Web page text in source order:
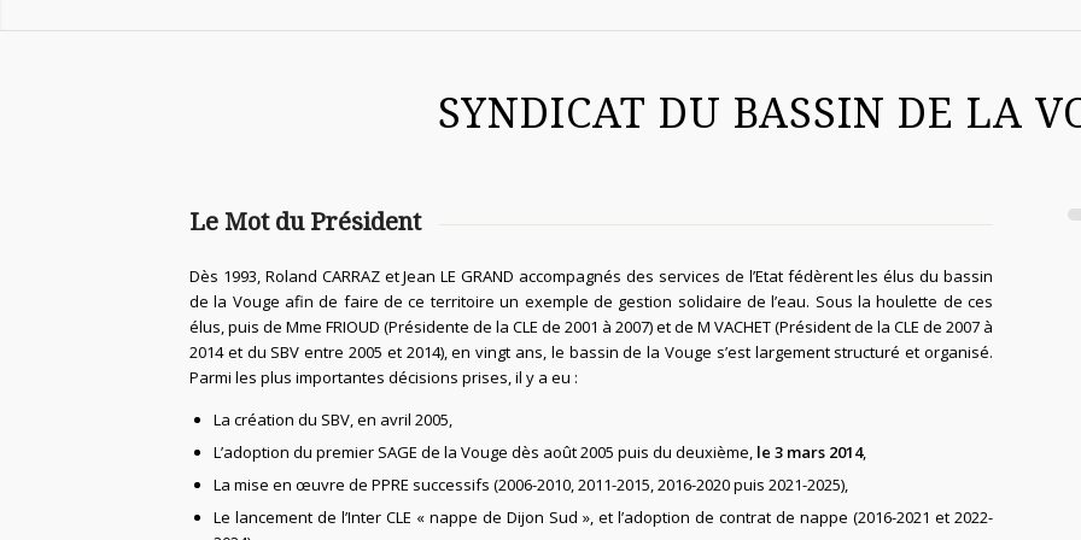
SYNDICAT DU BASSIN DE LA
Le Mot du Président
Dès 1993, Roland CARRAZ et Jean LE GRAND accompagnés des services de l’Etat fédèrent les élus du bassin
de la Vouge afin de faire de ce territoire un exemple de gestion solidaire de l’eau. Sous la houlette de ces
élus, puis de Mme FRIOUD (Présidente de la CLE de 2001 à 2007) et de M VACHET (Président de la CLE de 2007 à
2014 et du SBV entre 2005 et 2014), en vingt ans, le bassin de la Vouge s’est largement structuré et organisé.
Parmi les plus importantes décisions prises, il y a eu :
La création du SBV, en avril 2005,
L’adoption du premier SAGE de la Vouge dès août 2005 puis du deuxième, le 3 mars 2014,
La mise en œuvre de PPRE successifs (2006-2010, 2011-2015, 2016-2020 puis 2021-2025),
Le lancement de l’Inter CLE « nappe de Dijon Sud », et l’adoption de contrat de nappe (2016-2021 et 2022-